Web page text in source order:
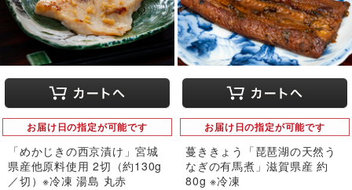
お届け日の指定が可能です
「めかじきの西京漬け」宮城
県産他原料使用 2切（約130g
／切）※冷凍 湯島 丸赤
お届け日の指定が可能です
蔓ききょう「琵琶湖の天然う
なぎの有馬煮」滋賀県産 約
80g ※冷凍